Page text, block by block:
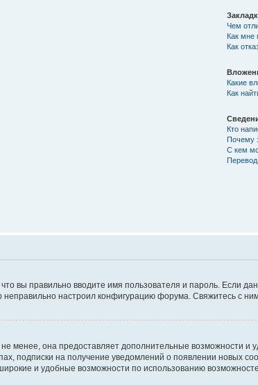
Чем
Как мне
Как
Какие
Как
Кто
Почему
С кем
Перевод
вы правильно вводите имя пользователя и пароль. Если
настроил конфигурацию форума. Свяжитесь с
менее, она предоставляет дополнительные возможности
подписки на получение уведомлений о появлении новых
и удобные возможности по использованию